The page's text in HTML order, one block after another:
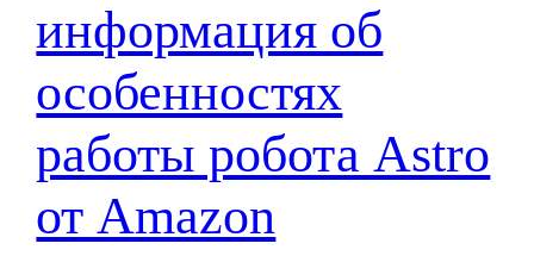
информация об
особенностях
работы робота Astro
от Amazon